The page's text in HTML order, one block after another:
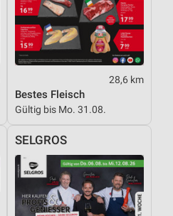
28,6 km
Bestes Fleisch
Gültig bis Mo. 31.08.
SELGROS